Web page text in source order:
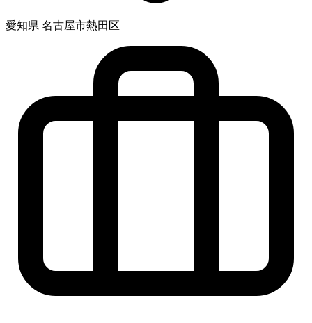
愛知県 名古屋市熱田区